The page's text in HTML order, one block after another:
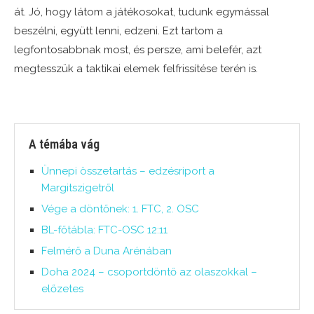
át. Jó, hogy látom a játékosokat, tudunk egymással
beszélni, együtt lenni, edzeni. Ezt tartom a
legfontosabbnak most, és persze, ami belefér, azt
megtesszük a taktikai elemek felfrissítése terén is.
A témába vág
Ünnepi összetartás – edzésriport a
Margitszigetről
Vége a döntőnek: 1. FTC, 2. OSC
BL-főtábla: FTC-OSC 12:11
Felmérő a Duna Arénában
Doha 2024 – csoportdöntő az olaszokkal –
előzetes